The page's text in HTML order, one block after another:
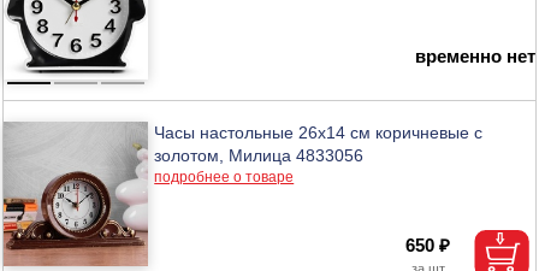
временно нет
Часы настольные 26х14 см коричневые с
золотом, Милица 4833056
подробнее о товаре
650 ₽